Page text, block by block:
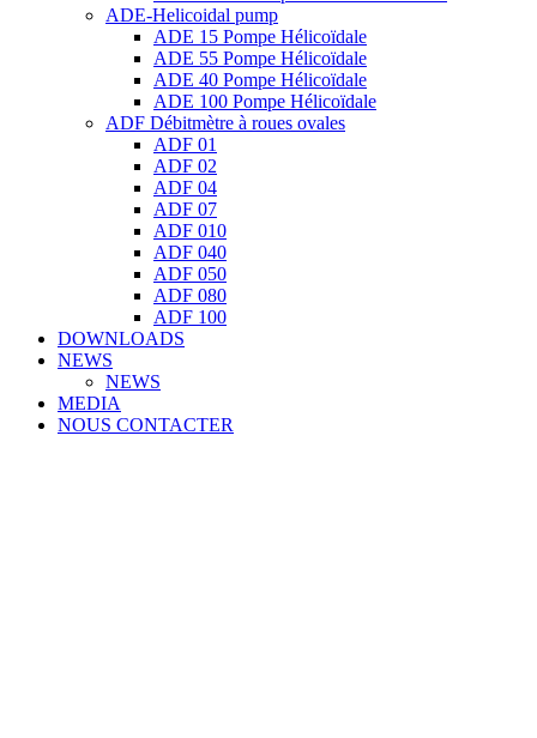
ADE-Helicoidal pump
ADE 15 Pompe Ηélicoïdale
ADE 55 Pompe Ηélicoïdale
ADE 40 Pompe Ηélicoïdale
ADE 100 Pompe Ηélicoïdale
ADF Débitmètre à roues ovales
ADF 01
ADF 02
ADF 04
ADF 07
ADF 010
ADF 040
ADF 050
ADF 080
ADF 100
DOWNLOADS
NEWS
NEWS
MEDIA
NOUS CONTACTER